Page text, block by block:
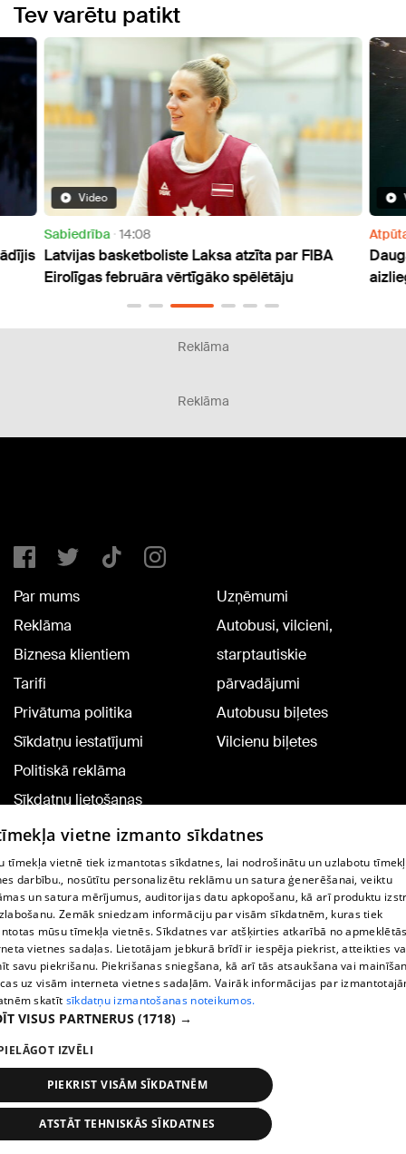
Tev varētu patikt
Video
Sabiedrība 14:08
Latvijas basketboliste Laksa atzīta par FIBA
Eirolīgas februāra vērtīgāko spēlētāju
Reklāma
Reklāma
Par mums
Reklāma
Biznesa klientiem
Tarifi
Privātuma politika
Sīkdatņu iestatījumi
Politiskā reklāma
Sīkdatņu lietošanas
noteikumi
Komentāru pievienošana
Uzņēmumi
Autobusi, vilcieni,
starptautiskie
pārvadājumi
Autobusu biļetes
Vilcienu biļetes
TV programma
Līguma noteikumi
360 Ziņu kontakti
Helio Media
Portāla palīdzības dienests: e-pasts -
All rights reserved.
Ziņas Meklēt 1188 play
vietne izmanto sīkdatnes
tīmekļa vietnē tiek izmantotas sīkdatnes, lai nodrošinātu un uzlabotu
darbību., nosūtītu personalizētu reklāmu un satura ģenerēšanai, veiktu
un satura mērījumus, auditorijas datu apkopošanu, kā arī produktu
Zemāk sniedzam informāciju par visām sīkdatnēm, kuras tiek
mūsu tīmekļa vietnēs. Sīkdatnes var atšķirties atkarībā no
vietnes sadaļas. Lietotājam jebkurā brīdī ir iespēja piekrist, atteikties
savu piekrišanu. Piekrišanas sniegšana, kā arī tās atsaukšana vai
uz visām interneta vietnes sadaļām. Vairāk informācijas par
skatīt sīkdatņu izmantošanas noteikumos.
VISUS PARTNERUS (1718) →
IZVĒLI
PIEKRIST VISĀM SĪKDATNĒM
ATSTĀT TEHNISKĀS SĪKDATNES